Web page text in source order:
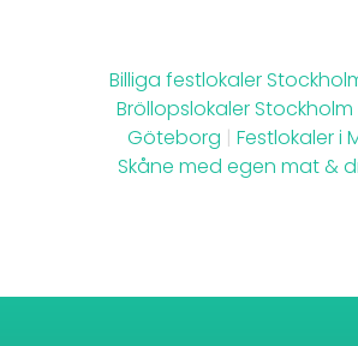
Billiga festlokaler
Bröllopslokaler Stockholm
Göteborg | Festlokaler i
Skåne med egen mat &